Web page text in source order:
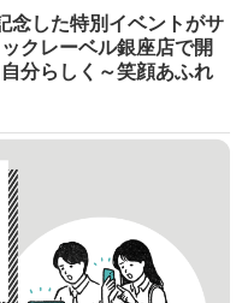
念した特別イベントがサ
クレーベル銀座店で開
分らしく～笑顔あふれ